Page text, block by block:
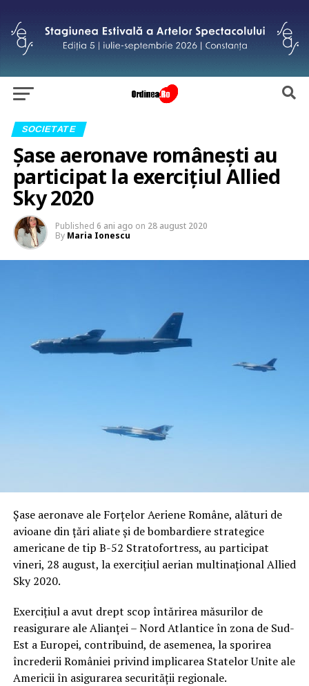
SOCIETATE
Șase aeronave românești au
participat la exercițiul Allied
Sky 2020
Published 6 ani ago on 28 august 2020
By Maria Ionescu
Șase aeronave ale Forțelor Aeriene Române, alături de
avioane din țări aliate și de bombardiere strategice
americane de tip B-52 Stratofortress, au participat
vineri, 28 august, la exercițiul aerian multinațional Allied
Sky 2020.
Exercițiul a avut drept scop întărirea măsurilor de
reasigurare ale Alianței – Nord Atlantice în zona de Sud-
Est a Europei, contribuind, de asemenea, la sporirea
încrederii României privind implicarea Statelor Unite ale
Americii în asigurarea securității regionale.